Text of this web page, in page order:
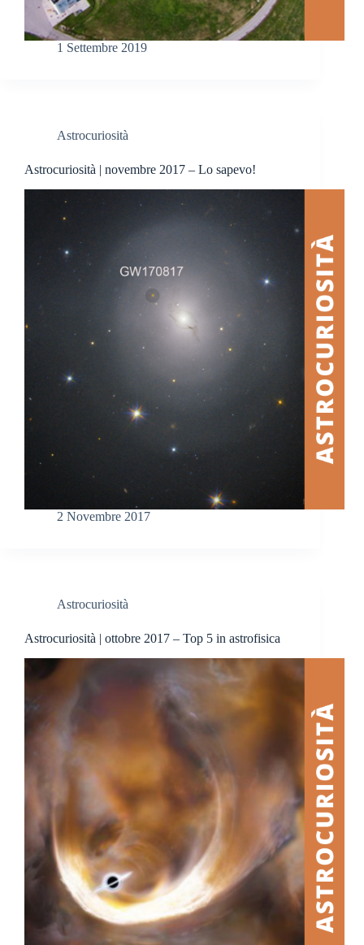
1 Settembre 2019
Astrocuriosità
Astrocuriosità | novembre 2017 – Lo sapevo!
2 Novembre 2017
Astrocuriosità
Astrocuriosità | ottobre 2017 – Top 5 in astrofisica